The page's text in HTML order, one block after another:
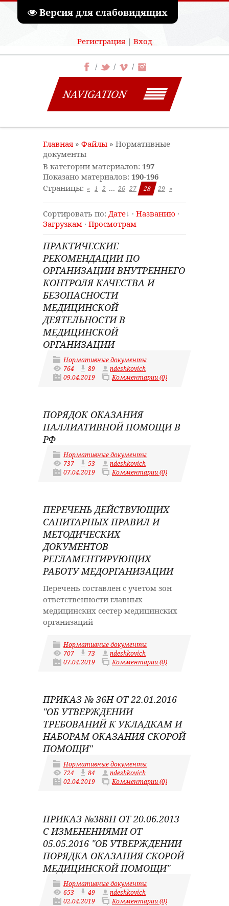
Версия для слабовидящих
Регистрация| Вход
NAVIGATION
Главная» Файлы » Нормативные
документы
В категории материалов: 197
Показано материалов: 190-196
Страницы: « 1 2 ... 26 27 28 29 »
Сортировать по: Дате · Названию ·
Загрузкам · Просмотрам
ПРАКТИЧЕСКИЕ
РЕКОМЕНДАЦИИ ПО
ОРГАНИЗАЦИИ ВНУТРЕННЕГО
КОНТРОЛЯ КАЧЕСТВА И
БЕЗОПАСНОСТИ
МЕДИЦИНСКОЙ
ДЕЯТЕЛЬНОСТИ В
МЕДИЦИНСКОЙ
ОРГАНИЗАЦИИ
Нормативные документы
764
89
ndeshkovich
09.04.2019
Комментарии (0)
ПОРЯДОК ОКАЗАНИЯ
ПАЛЛИАТИВНОЙ ПОМОЩИ В
РФ
Нормативные документы
737
53
ndeshkovich
07.04.2019
Комментарии (0)
ПЕРЕЧЕНЬ ДЕЙСТВУЮЩИХ
САНИТАРНЫХ ПРАВИЛ И
МЕТОДИЧЕСКИХ
ДОКУМЕНТОВ
РЕГЛАМЕНТИРУЮЩИХ
РАБОТУ МЕДОРГАНИЗАЦИИ
Перечень составлен с учетом зон
ответственности главных
медицинских сестер медицинских
организаций
Нормативные документы
707
73
ndeshkovich
07.04.2019
Комментарии (0)
ПРИКАЗ № 36Н ОТ 22.01.2016
"ОБ УТВЕРЖДЕНИИ
ТРЕБОВАНИЙ К УКЛАДКАМ И
НАБОРАМ ОКАЗАНИЯ СКОРОЙ
ПОМОЩИ"
Нормативные документы
724
84
ndeshkovich
02.04.2019
Комментарии (0)
ПРИКАЗ №388Н ОТ 20.06.2013
С ИЗМЕНЕНИЯМИ ОТ
05.05.2016 "ОБ УТВЕРЖДЕНИИ
ПОРЯДКА ОКАЗАНИЯ СКОРОЙ
МЕДИЦИНСКОЙ ПОМОЩИ"
Нормативные документы
653
49
ndeshkovich
02.04.2019
Комментарии (0)